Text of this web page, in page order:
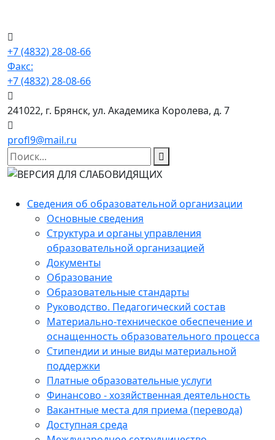
+7 (4832) 28-08-66
Факс:
+7 (4832) 28-08-66
241022, г. Брянск, ул. Академика Королева, д. 7
profl9@mail.ru
Сведения об образовательной организации
Основные сведения
Структура и органы управления
образовательной организацией
Документы
Образование
Образовательные стандарты
Руководство. Педагогический состав
Материально-техническое обеспечение и
оснащенность образовательного процесса
Стипендии и иные виды материальной
поддержки
Платные образовательные услуги
Финансово - хозяйственная деятельность
Вакантные места для приема (перевода)
Доступная среда